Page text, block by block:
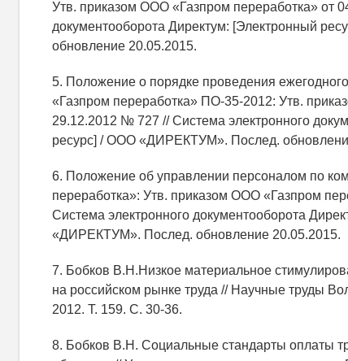
Утв. приказом ООО «Газпром переработка» от
документооборота Директум: [Электронный
обновление 20.05.2015.
5. Положение о порядке проведения
«Газпром переработка» ПО-35-2012: Утв.
29.12.2012 № 727 // Система электронного
ресурс] / ООО «ДИРЕКТУМ». Послед.
6. Положение об управлении персоналом по
переработка»: Утв. приказом ООО «Газпром
Система электронного документооборота
«ДИРЕКТУМ». Послед. обновление 20.05.2015.
7. Бобков В.Н.Низкое материальное
на российском рынке труда // Научные труды
2012. Т. 159. С. 30-36.
8. Бобков В.Н. Социальные стандарты оплаты